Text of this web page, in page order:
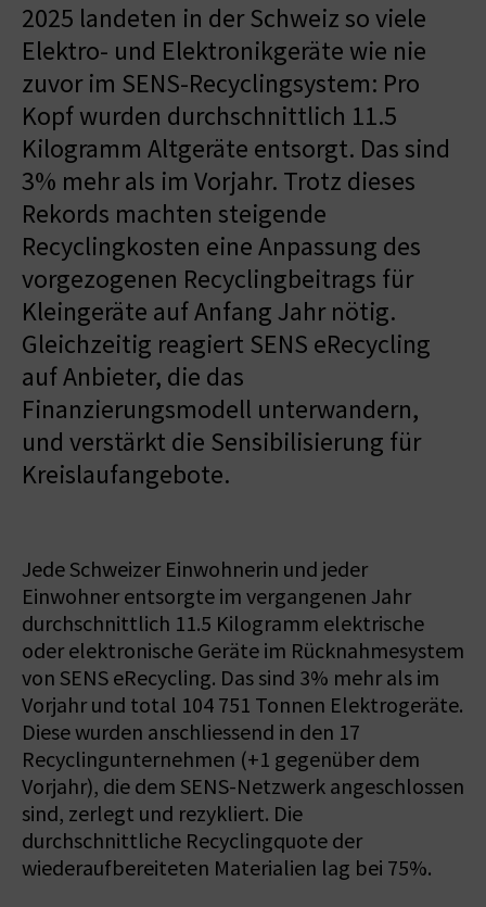
2025 landeten in der Schweiz so viele
Elektro- und Elektronikgeräte wie nie
zuvor im SENS-Recyclingsystem: Pro
Kopf wurden durchschnittlich 11.5
Kilogramm Altgeräte entsorgt. Das sind
3% mehr als im Vorjahr. Trotz dieses
Rekords machten steigende
Recyclingkosten eine Anpassung des
vorgezogenen Recyclingbeitrags für
Kleingeräte auf Anfang Jahr nötig.
Gleichzeitig reagiert SENS eRecycling
auf Anbieter, die das
Finanzierungsmodell unterwandern,
und verstärkt die Sensibilisierung für
Kreislaufangebote.
Jede Schweizer Einwohnerin und jeder
Einwohner entsorgte im vergangenen Jahr
durchschnittlich 11.5 Kilogramm elektrische
oder elektronische Geräte im Rücknahmesystem
von SENS eRecycling. Das sind 3% mehr als im
Vorjahr und total 104 751 Tonnen Elektrogeräte.
Diese wurden anschliessend in den 17
Recyclingunternehmen (+1 gegenüber dem
Vorjahr), die dem SENS-Netzwerk angeschlossen
sind, zerlegt und rezykliert. Die
durchschnittliche Recyclingquote der
wiederaufbereiteten Materialien lag bei 75%.